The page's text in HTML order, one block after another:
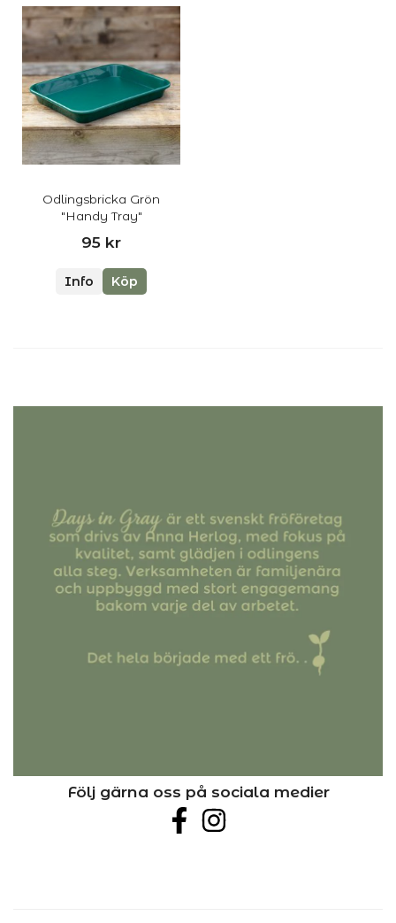
Odlingsbricka Grön
"Handy Tray"
95 kr
Info Köp
Följ gärna oss på sociala medier